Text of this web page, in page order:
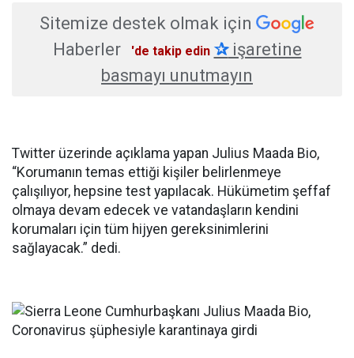
Sitemize destek olmak için
Haberler
'de takip edin ✰işaretine
basmayı unutmayın
Twitter üzerinde açıklama yapan Julius Maada Bio,
“Korumanın temas ettiği kişiler belirlenmeye
çalışılıyor, hepsine test yapılacak. Hükümetim şeffaf
olmaya devam edecek ve vatandaşların kendini
korumaları için tüm hijyen gereksinimlerini
sağlayacak.” dedi.